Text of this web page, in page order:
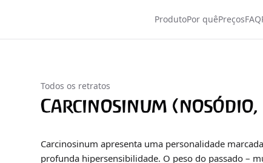
ProdutoPor quêPreçosFAQ
Todos os retratos
Carcinosinum
Carcinosinum apresenta uma personalidade
profunda hipersensibilidade. O peso do passado –